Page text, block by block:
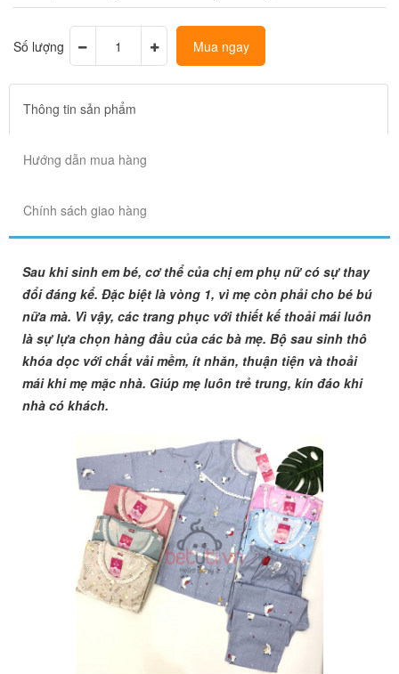
Số lượng Mua ngay
Thông tin sản phẩm
Hướng dẫn mua hàng
Chính sách giao hàng
Sau khi sinh em bé, cơ thể của chị em phụ nữ có sự thay
đổi đáng kể. Đặc biệt là vòng 1, vì mẹ còn phải cho bé bú
nữa mà. Vì vậy, các trang phục với thiết kế thoải mái luôn
là sự lựa chọn hàng đầu của các bà mẹ. Bộ sau sinh thô
khóa dọc với chất vải mềm, ít nhăn, thuận tiện và thoải
mái khi mẹ mặc nhà. Giúp mẹ luôn trẻ trung, kín đáo khi
nhà có khách.